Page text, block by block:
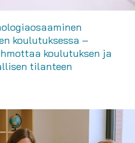
koulutuksessa –
koulutuksen ja
tilanteen